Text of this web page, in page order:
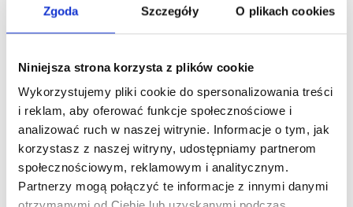
Zgoda Szczegóły O plikach cookies
Niniejsza strona korzysta z plików cookie
Wykorzystujemy pliki cookie do spersonalizowania treści
i reklam, aby oferować funkcje społecznościowe i
analizować ruch w naszej witrynie. Informacje o tym, jak
korzystasz z naszej witryny, udostępniamy partnerom
społecznościowym, reklamowym i analitycznym.
Partnerzy mogą połączyć te informacje z innymi danymi
Informacje
O firmie
Kontakt
Zwroty i reklamacje
Aktualności